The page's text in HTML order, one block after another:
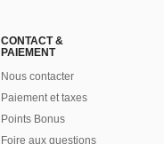
CONTACT &
PAIEMENT
Nous contacter
Paiement et taxes
Points Bonus
Foire aux questions